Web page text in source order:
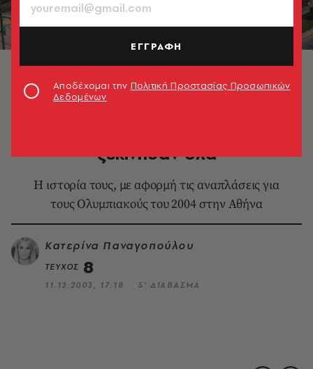
© ΑΠΕ/ΑΛΕΞΑΝΔΡΟΣ ΒΛΑΧΟΣ
ξεκίνησαν όλα
Η ιστορία τους, με αφορμή τις αναπλάσεις για
τους Ολυμπιακούς του 2004 στην Αθήνα
Κατερίνα Παναγοπούλου
ΤΕΥΧΟΣ 8
11.12.2003, 17:18 5’ ΔΙΑΒΑΣΜΑ
ΕΓΓΡΑΦΗ
Αποδέχομαι την Πολιτική Προστασίας Προσωπικών
Δεδομένων